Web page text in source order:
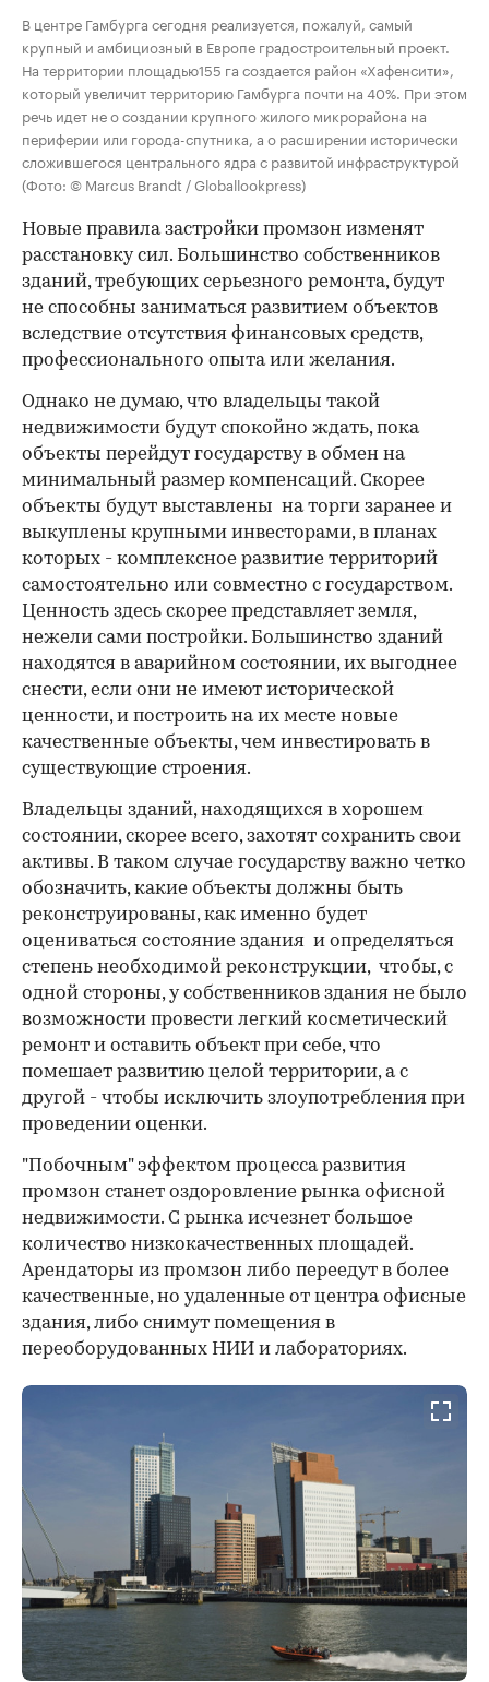
В центре Гамбурга сегодня реализуется, пожалуй, самый
крупный и амбициозный в Европе градостроительный проект.
На территории площадью155 га создается район «Хафенсити»,
который увеличит территорию Гамбурга почти на 40%. При этом
речь идет не о создании крупного жилого микрорайона на
периферии или города-спутника, а о расширении исторически
сложившегося центрального ядра с развитой инфраструктурой
(Фото: © Marcus Brandt / Globallookpress)
Новые правила застройки промзон изменят
расстановку сил. Большинство собственников
зданий, требующих серьезного ремонта, будут
не способны заниматься развитием объектов
вследствие отсутствия финансовых средств,
профессионального опыта или желания.
Однако не думаю, что владельцы такой
недвижимости будут спокойно ждать, пока
объекты перейдут государству в обмен на
минимальный размер компенсаций. Скорее
объекты будут выставлены на торги заранее и
выкуплены крупными инвесторами, в планах
которых - комплексное развитие территорий
самостоятельно или совместно с государством.
Ценность здесь скорее представляет земля,
нежели сами постройки. Большинство зданий
находятся в аварийном состоянии, их выгоднее
снести, если они не имеют исторической
ценности, и построить на их месте новые
качественные объекты, чем инвестировать в
существующие строения.
Владельцы зданий, находящихся в хорошем
состоянии, скорее всего, захотят сохранить свои
активы. В таком случае государству важно четко
обозначить, какие объекты должны быть
реконструированы, как именно будет
оцениваться состояние здания и определяться
степень необходимой реконструкции, чтобы, с
одной стороны, у собственников здания не было
возможности провести легкий косметический
ремонт и оставить объект при себе, что
помешает развитию целой территории, а с
другой - чтобы исключить злоупотребления при
проведении оценки.
"Побочным" эффектом процесса развития
промзон станет оздоровление рынка офисной
недвижимости. С рынка исчезнет большое
количество низкокачественных площадей.
Арендаторы из промзон либо переедут в более
качественные, но удаленные от центра офисные
здания, либо снимут помещения в
переоборудованных НИИ и лабораториях.